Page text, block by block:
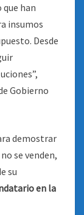
han
insumos
Desde
Gobierno
demostrar
se venden,
su
en la